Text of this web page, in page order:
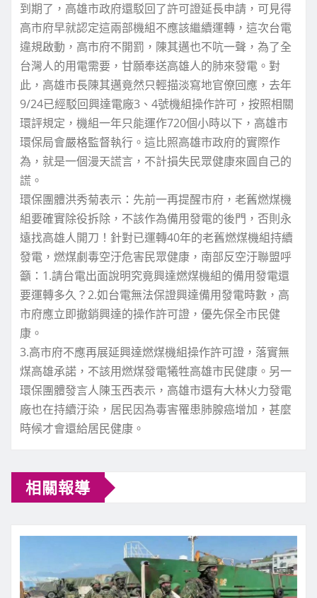
到期了，高雄市政府還駁回了許可證延長申請，可見得
高市府早就認定這兩部機組不應該繼續運轉，這次台電
違規啟動，高市府不開罰，陳其邁也不吭一聲，為了全
台灣人的用電需要，甘願奉送高雄人的肺來發電。對
此，高雄市長陳其邁竟然只輕描淡寫地官僚回應，去年
9/24已經駁回興達電廠3、4號機組操作許可，按照相關
環評規定，機組一年只能運作720個小時以下，高雄市
環保局會嚴格監督執行。這比照高雄市政府的實際作
為，就是一個漫天謊言，不計損失民眾健康來圓自己的
謊。
環保團體洪秀菊表示：先前一再提醒市府，老舊燃煤機
組要確實除役拆除，不該作為備用發電的後門，否則永
遠找高雄人開刀！針對已運轉40年的老舊燃煤機組持續
發電，燃煤劇毒空汙危害民眾健康，南部反空汙聯盟呼
籲：1.請台電出面說明究竟興達燃煤機組的備用發電還
要運轉多久？2.如台電無法保證興達備用發電時數，高
市府應立即撤銷興達的操作許可證，優先保全市民健
康。
3.高市府不應再展延興達燃煤機組操作許可證，落實無
煤高雄承諾，不該用燃煤發電犧牲高雄市民健康。另一
環保團體發言人陳玉西表示，高雄市還有大林火力發電
廠也在持續汙染，居民因為毒害罹患肺腺癌增加，甚麼
時候才會還給居民健康。
相關報導